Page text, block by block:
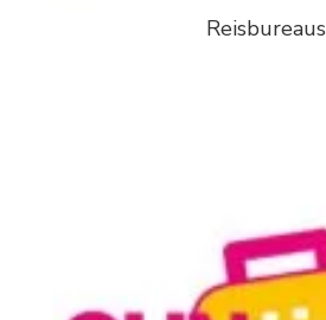
Reisbureaus